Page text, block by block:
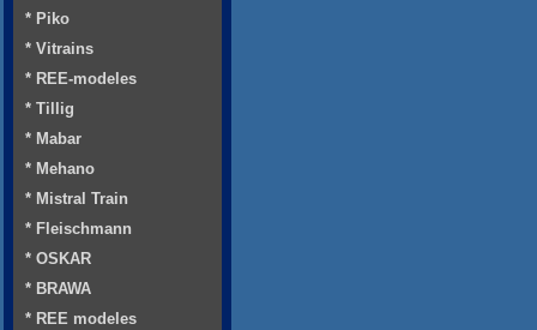
* Piko
* Vitrains
* REE-modeles
* Tillig
* Mabar
* Mehano
* Mistral Train
* Fleischmann
* OSKAR
* BRAWA
* REE modeles